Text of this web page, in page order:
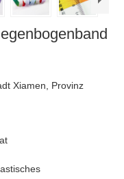
Xiamen, Provinz